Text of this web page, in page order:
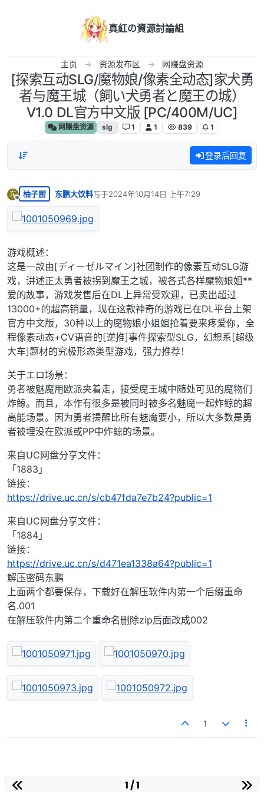
真紅の資源討論組
主页 资源发布区 网赚盘资源
[探索互动SLG/魔物娘/像素全动态]家犬勇
者与魔王城（飼い犬勇者と魔王の城）
V1.0 DL官方中文版 [PC/400M/UC]
网赚盘资源 slg 1 1 839 1
登录后回复
东
离线
柚子厨 东鹏大饮料写于2024年10月14日 上午7:29
最后由 编辑
游戏概述：
这是一款由[ディーゼルマイン]社团制作的像素互动SLG游
戏，讲述正太勇者被拐到魔王之城，被各式各样魔物娘姐**
爱的故事，游戏发售后在DL上异常受欢迎，已卖出超过
13000+的超高销量，现在这款神奇的游戏已在DL平台上架
官方中文版，30种以上的魔物娘小姐姐抢着要来疼爱你，全
程像素动态+CV语音的[逆推]事件探索型SLG，幻想系[超级
大车]题材的究极形态类型游戏，强力推荐！
关于エロ场景：
勇者被魅魔用欧派夹着走，接受魔王城中随处可见的魔物们
炸鲸。而且，本作有很多是被同时被多名魅魔一起炸鲸的超
高能场景。因为勇者提醒比所有魅魔要小，所以大多数是勇
者被埋没在欧派或PP中炸鲸的场景。
来自UC网盘分享文件：
「1883」
链接：
https://drive.uc.cn/s/cb47fda7e7b24?public=1
来自UC网盘分享文件：
「1884」
链接：
https://drive.uc.cn/s/d471ea1338a64?public=1
解压密码东鹏
上面两个都要保存，下载好在解压软件内第一个后缀重命
名.001
在解压软件内第二个重命名删除zip后面改成002
1
1 / 1